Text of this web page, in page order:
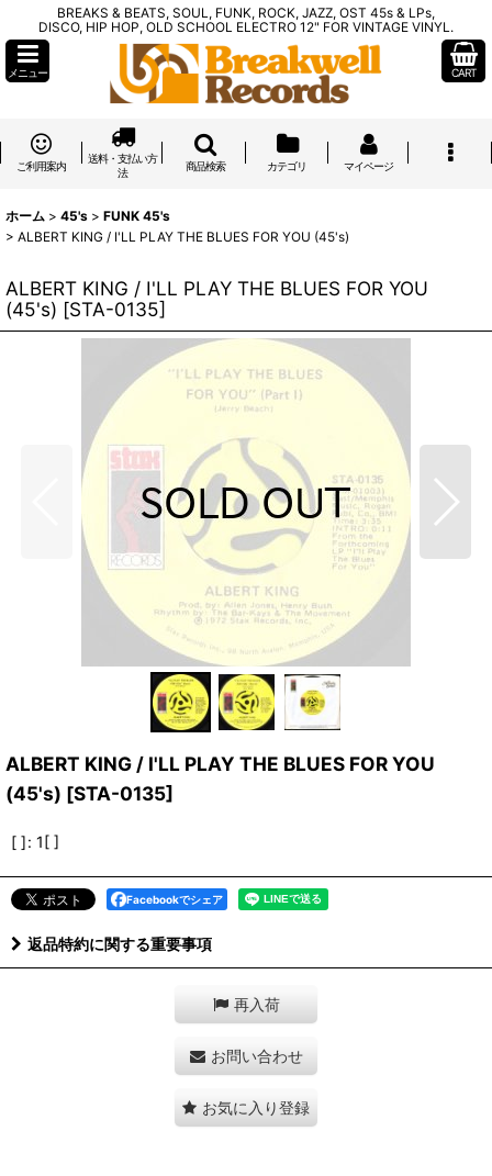
BREAKS & BEATS, SOUL, FUNK, ROCK, JAZZ, OST 45s & LPs,
DISCO, HIP HOP, OLD SCHOOL ELECTRO 12" FOR VINTAGE VINYL.
メニュー CART
ご利用案内
送料・支払い方
法
商品検索 カテゴリ マイページ
ホーム > 45's > FUNK 45's
> ALBERT KING / I'LL PLAY THE BLUES FOR YOU (45's)
ALBERT KING / I'LL PLAY THE BLUES FOR YOU
(45's) [STA-0135]
ALBERT KING / I'LL PLAY THE BLUES FOR YOU
(45's) [STA-0135]
[ ]: 1[ ]
Facebookでシェア
返品特約に関する重要事項
再入荷
お問い合わせ
お気に入り登録